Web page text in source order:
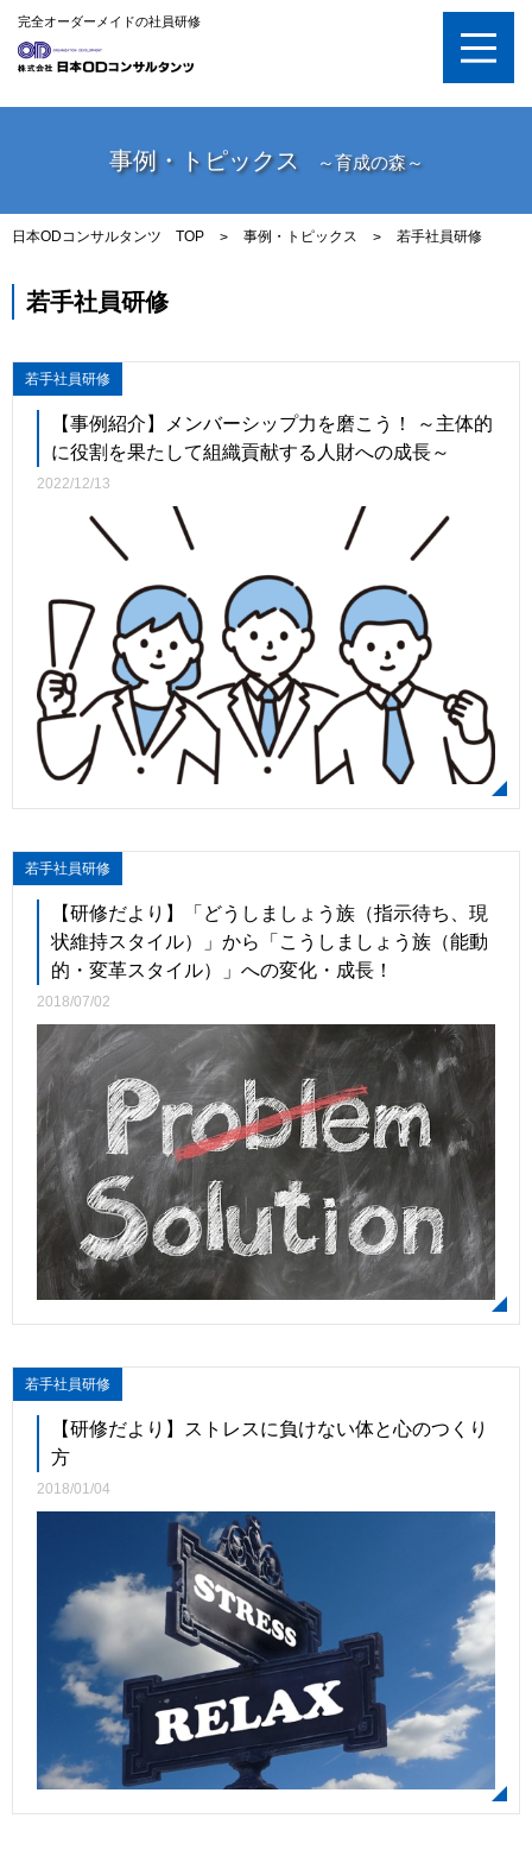
完全オーダーメイドの社員研修
事例・トピックス ～育成の森～
日本ODコンサルタンツ TOP > 事例・トピックス > 若手社員研修
若手社員研修
若手社員研修
【事例紹介】メンバーシップ力を磨こう！ ～主体的
に役割を果たして組織貢献する人財への成長～
2022/12/13
若手社員研修
【研修だより】「どうしましょう族（指示待ち、現
状維持スタイル）」から「こうしましょう族（能動
的・変革スタイル）」への変化・成長！
2018/07/02
若手社員研修
【研修だより】ストレスに負けない体と心のつくり
方
2018/01/04